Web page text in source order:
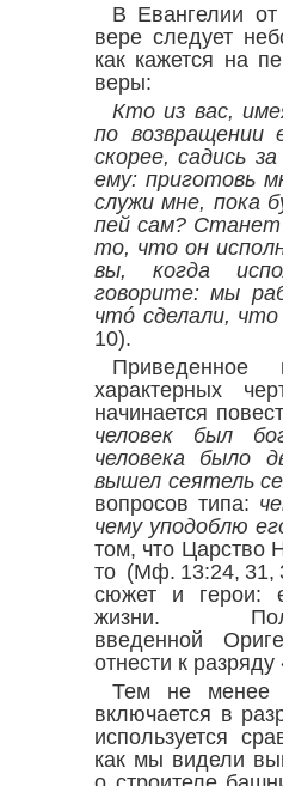
В Евангелии
вере следует
как кажется на
веры:
Кто из вас,
по возвращении
скорее, садись
ему: приготовь
служи мне, пока
пей сам? Станет
то, что он
вы, когда
говорите: мы
чтó сделали,
10).
Приведенное
характерных
начинается
человек был
человека было
вышел сеятель
вопросов типа:
чему уподоблю
том, что Царство
то (Мф. 13:24, 31,
сюжет и герои:
жизни.
введенной
отнести к
Тем не менее
включается в
используется
как мы видели